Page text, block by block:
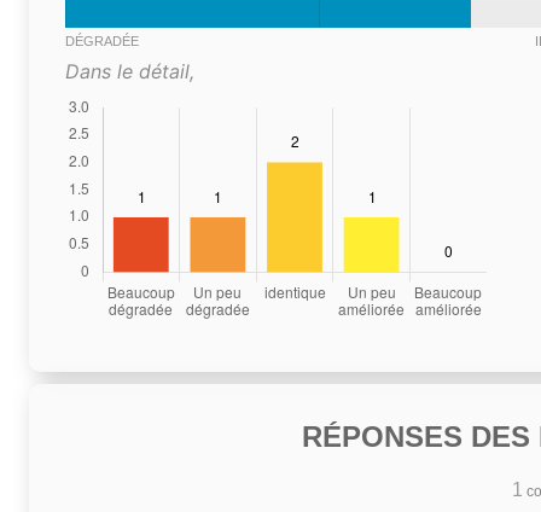
DÉGRADÉE
Dans le détail,
RÉPONSES
1